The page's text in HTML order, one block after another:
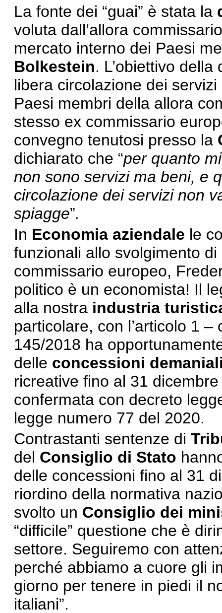
La fonte dei “guai” è stata la
voluta dall’allora
mercato interno dei Paesi
Bolkestein. L’obiettivo
libera circolazione dei
Paesi membri della allora
stesso ex commissario
convegno tenutosi presso la
dichiarato che “per quanto
non sono servizi ma beni, e
circolazione dei servizi non
spiagge”.
In Economia aziendale le
funzionali allo svolgimento
commissario europeo,
politico è un economista! Il
alla nostra industria
particolare, con l’articolo 1
145/2018 ha
delle concessioni
ricreative fino al 31
confermata con decreto
legge numero 77 del 2020.
Contrastanti sentenze di
del Consiglio di Stato
delle concessioni fino al 31
riordino della normativa
svolto un Consiglio dei
“difficile” questione che è
settore. Seguiremo con
perché abbiamo a cuore gli
giorno per tenere in piedi il
italiani”.